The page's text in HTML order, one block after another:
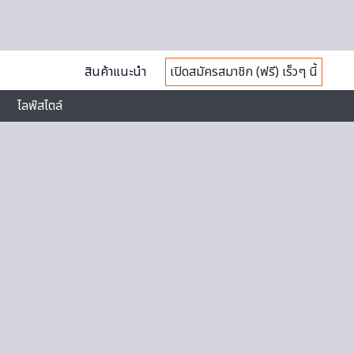
สินค้าแนะนำ
เปิดสมัครสมาชิก (ฟรี) เร็วๆ นี้
ไลฟ์สไตล์